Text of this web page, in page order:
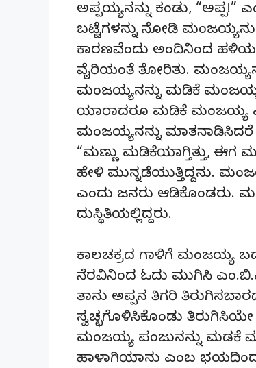
ಅಪ್ಪಯ್ಯನನ್ನು ಕಂಡು, “ಅಪ್ಪ!”
ಬಟ್ಟೆಗಳನ್ನು ನೋಡಿ ಮಂಜಯ್ಯನು
ಕಾರಣವೆಂದು ಅಂದಿನಿಂದ
ವೈರಿಯಂತೆ ತೋರಿತು.
ಮಂಜಯ್ಯನನ್ನು ಮಡಿಕೆ ಮಂಜಯ್ಯ
ಯಾರಾದರೂ ಮಡಿಕೆ ಮಂಜಯ್ಯ
ಮಂಜಯ್ಯನನ್ನು ಮಾತನಾಡಿಸಿದರೆ
“ಮಣ್ಣು ಮಡಿಕೆಯಾಗ್ತಿತ್ತು, ಈಗ
ಹೇಳಿ ಮುನ್ನಡೆಯುತ್ತಿದ್ದನು.
ಎಂದು ಜನರು ಆಡಿಕೊಂಡರು.
ದುಸ್ಥಿತಿಯಲ್ಲಿದ್ದರು.
ಕಾಲಚಕ್ರದ ಗಾಳಿಗೆ ಮಂಜಯ್ಯ
ನೆರವಿನಿಂದ ಓದು ಮುಗಿಸಿ
ತಾನು ಅಪ್ಪನ ತಿಗರಿ
ಸ್ವಚ್ಛಗೊಳಿಸಿಕೊಂಡು
ಮಂಜಯ್ಯ ಪಂಜುನನ್ನು ಮಡಕೆ
ಹಾಳಾಗಿಯಾನು ಎಂಬ